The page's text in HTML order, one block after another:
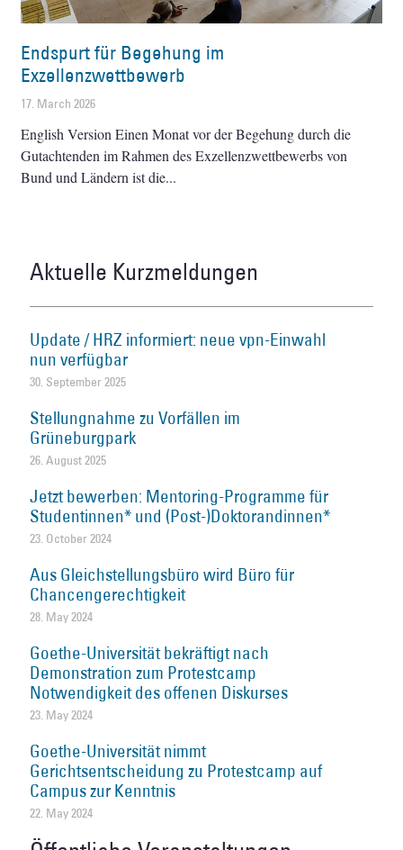
Endspurt für Begehung im
Exzellenzwettbewerb
17. March 2026
English Version Einen Monat vor der Begehung durch die
Gutachtenden im Rahmen des Exzellenzwettbewerbs von
Bund und Ländern ist die
Aktuelle Kurzmeldungen
Update / HRZ informiert: neue vpn-Einwahl
nun verfügbar
30. September 2025
Stellungnahme zu Vorfällen im
Grüneburgpark
26. August 2025
Jetzt bewerben: Mentoring-Programme für
Studentinnen* und (Post-)Doktorandinnen*
23. October 2024
Aus Gleichstellungsbüro wird Büro für
Chancengerechtigkeit
28. May 2024
Goethe-Universität bekräftigt nach
Demonstration zum Protestcamp
Notwendigkeit des offenen Diskurses
23. May 2024
Goethe-Universität nimmt
Gerichtsentscheidung zu Protestcamp auf
Campus zur Kenntnis
22. May 2024